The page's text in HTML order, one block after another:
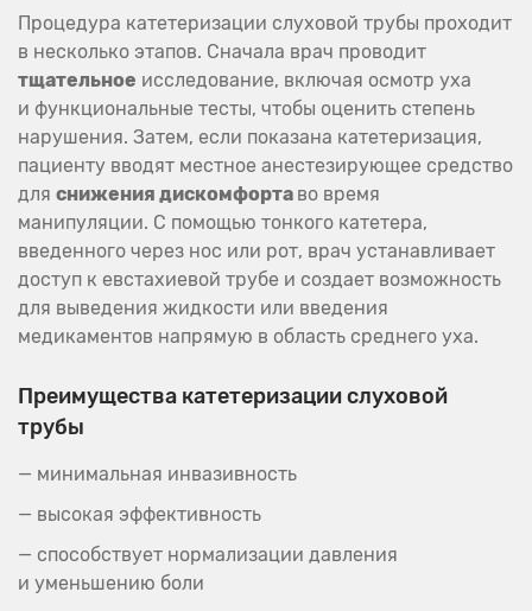
Процедура катетеризации слуховой трубы проходит
в несколько этапов. Сначала врач проводит
тщательное исследование, включая осмотр уха
и функциональные тесты, чтобы оценить степень
нарушения. Затем, если показана катетеризация,
пациенту вводят местное анестезирующее средство
для снижения дискомфорта во время
манипуляции. С помощью тонкого катетера,
введенного через нос или рот, врач устанавливает
доступ к евстахиевой трубе и создает возможность
для выведения жидкости или введения
медикаментов напрямую в область среднего уха.
Преимущества катетеризации слуховой
трубы
— минимальная инвазивность
— высокая эффективность
— способствует нормализации давления
и уменьшению боли